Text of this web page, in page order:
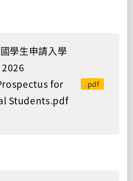
學生申請入學
for
Students.pdf
.pdf